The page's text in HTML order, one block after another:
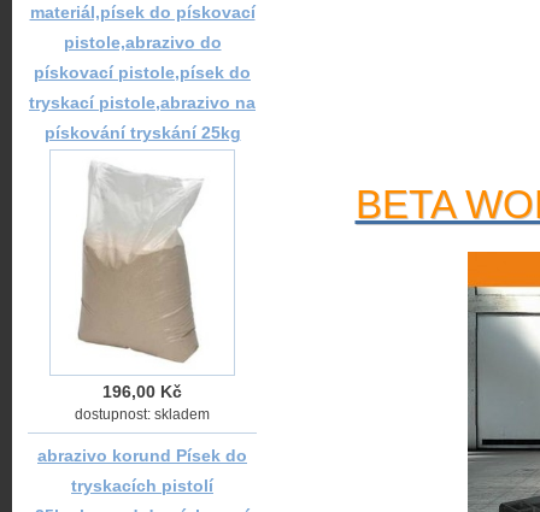
BETA
materiál,písek do pískovací
pistole,abrazivo do
pískovací pistole,písek do
tryskací pistole,abrazivo na
pískování tryskání 25kg
196,00 Kč
dostupnost: skladem
abrazivo korund Písek do
tryskacích pistolí